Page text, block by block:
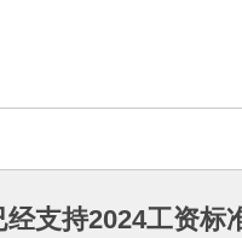
经支持2024工资标